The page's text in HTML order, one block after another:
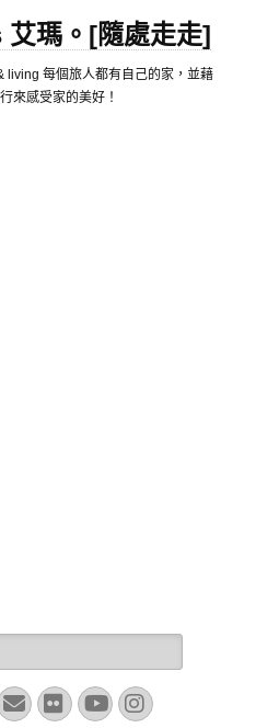
瑪。[隨處走走]
每個旅人都有自己的家，並藉
來感受家的美好！
EmailFlickrYouTube
Instagram